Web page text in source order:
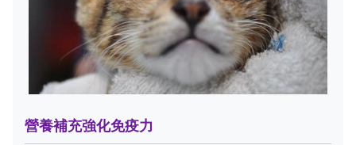
營養補充強化免疫力